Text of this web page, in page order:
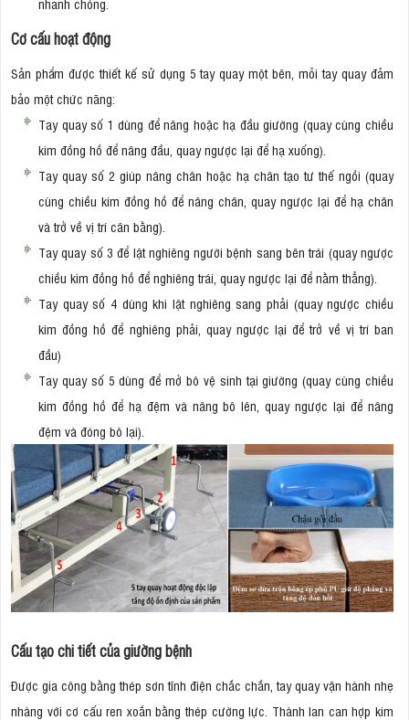
Cơ cấu hoạt động
Sản phẩm được thiết kế sử dụng 5 tay quay một bên, mỗi tay quay đảm
bảo một chức năng:
Tay quay số 1 dùng để nâng hoặc hạ đầu giường (quay cùng chiều
kim đồng hồ để nâng đầu, quay ngược lại để hạ xuống).
Tay quay số 2 giúp nâng chân hoặc hạ chân tạo tư thế ngồi (quay
cùng chiều kim đồng hồ để nâng chân, quay ngược lại để hạ chân
và trở về vị trí cân bằng).
Tay quay số 3 để lật nghiêng người bệnh sang bên trái (quay ngược
chiều kim đồng hồ để nghiêng trái, quay ngược lại để nằm thẳng).
Tay quay số 4 dùng khi lật nghiêng sang phải (quay ngược chiều
kim đồng hồ để nghiêng phải, quay ngược lại để trở về vị trí ban
đầu)
Tay quay số 5 dùng để mở bô vệ sinh tại giường (quay cùng chiều
kim đồng hồ để hạ đệm và nâng bô lên, quay ngược lại để nâng
đệm và đóng bô lại).
Cấu tạo chi tiết của giường bệnh
Được gia công bằng thép sơn tĩnh điện chắc chắn, tay quay vận hành nhẹ
nhàng với cơ cấu ren xoắn bằng thép cường lực. Thành lan can hợp kim